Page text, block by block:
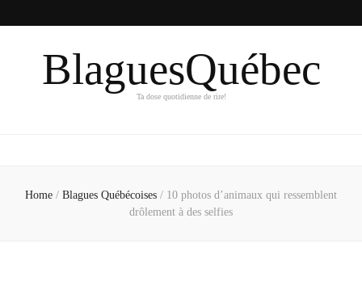
BlaguesQuébec
Ta dose quotidienne de rire!
Home / Blagues Québécoises / 10 photos d’animaux qui ressemblent
drôlement à des selfies